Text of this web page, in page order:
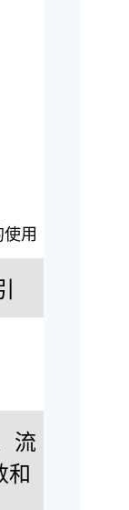
用
流
和